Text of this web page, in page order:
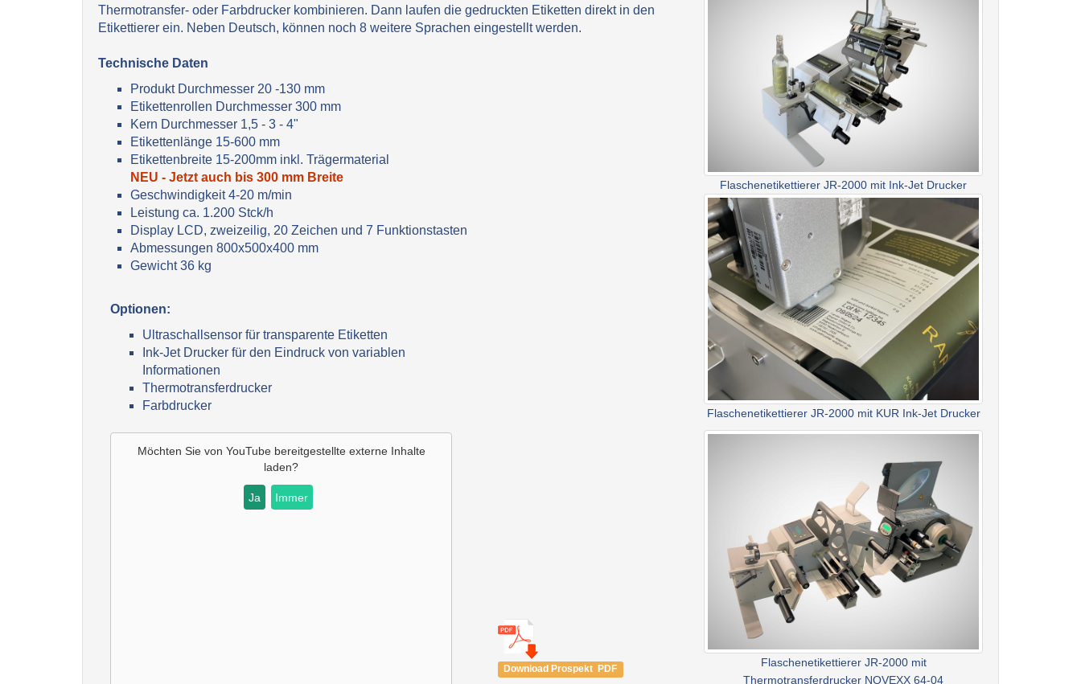
Thermotransfer- oder Farbdrucker kombinieren. Dann laufen die gedruckten Etiketten direkt in den
Etikettierer ein. Neben Deutsch, können noch 8 weitere Sprachen eingestellt werden.
Technische Daten
Produkt Durchmesser 20 -130 mm
Etikettenrollen Durchmesser 300 mm
Kern Durchmesser 1,5 - 3 - 4"
Etikettenlänge 15-600 mm
Etikettenbreite 15-200mm inkl. Trägermaterial
NEU - Jetzt auch bis 300 mm Breite
Geschwindigkeit 4-20 m/min
Leistung ca. 1.200 Stck/h
Display LCD, zweizeilig, 20 Zeichen und 7 Funktionstasten
Abmessungen 800x500x400 mm
Gewicht 36 kg
Optionen:
Ultraschallsensor für transparente Etiketten
Ink-Jet Drucker für den Eindruck von variablen
Informationen
Thermotransferdrucker
Farbdrucker
Möchten Sie von YouTube bereitgestellte externe Inhalte
laden?
Ja Immer
Download Prospekt PDF
Flaschenetikettierer JR-2000 mit Ink-Jet Drucker
Flaschenetikettierer JR-2000 mit KUR Ink-Jet Drucker
Flaschenetikettierer JR-2000 mit
Thermotransferdrucker NOVEXX 64-04